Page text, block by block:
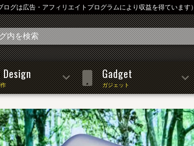
グは広告・アフィリエイトプログラムにより収益を得ています）
Design Gadget
ガジェット